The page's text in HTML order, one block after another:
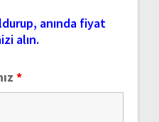
anında fiyat
alın.
*